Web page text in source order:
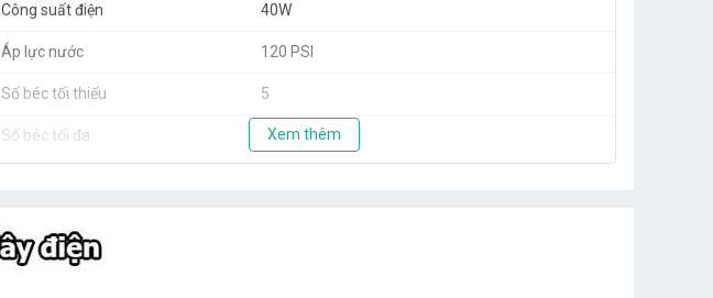
Công suất điện 40W
Áp lực nước 120 PSI
Số béc tối thiểu 5
Số béc tối đa 20
Xem thêm